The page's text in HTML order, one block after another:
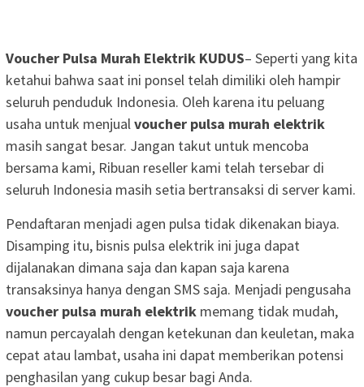
Voucher Pulsa Murah Elektrik KUDUS– Seperti yang kita
ketahui bahwa saat ini ponsel telah dimiliki oleh hampir
seluruh penduduk Indonesia. Oleh karena itu peluang
usaha untuk menjualvoucher pulsa murah elektrik
masih sangat besar. Jangan takut untuk mencoba
bersama kami, Ribuan reseller kami telah tersebar di
seluruh Indonesia masih setia bertransaksi di server kami.
Pendaftaran menjadi agen pulsa tidak dikenakan biaya.
Disamping itu, bisnis pulsa elektrik ini juga dapat
dijalanakan dimana saja dan kapan saja karena
transaksinya hanya dengan SMS saja. Menjadi pengusaha
voucher pulsa murah elektrik memang tidak mudah,
namun percayalah dengan ketekunan dan keuletan, maka
cepat atau lambat, usaha ini dapat memberikan potensi
penghasilan yang cukup besar bagi Anda.